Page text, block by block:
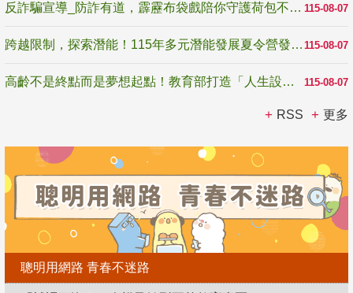
115-08-07
反詐騙宣導_防詐有道，霹靂布袋戲陪你守護荷包不受騙
115-08-07
跨越限制，探索潛能！115年多元潛能發展夏令營發掘生命無限可能
115-08-07
高齡不是終點而是夢想起點！教育部打造「人生設計夢工場」 參展第3屆高齡健康產業博覽會
RSS 更多
聰明用網路 青春不迷路